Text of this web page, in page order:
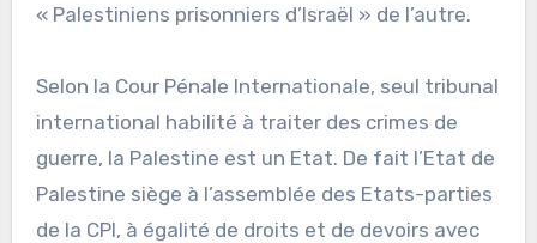
« Palestiniens prisonniers d’Israël » de l’autre.
Selon la Cour Pénale Internationale, seul tribunal
international habilité à traiter des crimes de
guerre, la Palestine est un Etat. De fait l’Etat de
Palestine siège à l’assemblée des Etats-parties
de la CPI, à égalité de droits et de devoirs avec